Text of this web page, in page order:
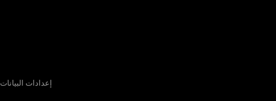
إعدادات البيانات